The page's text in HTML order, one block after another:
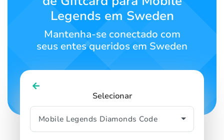
Legends em Sweden
Mantenha-se conectado com
seus entes queridos em Sweden
Selecionar